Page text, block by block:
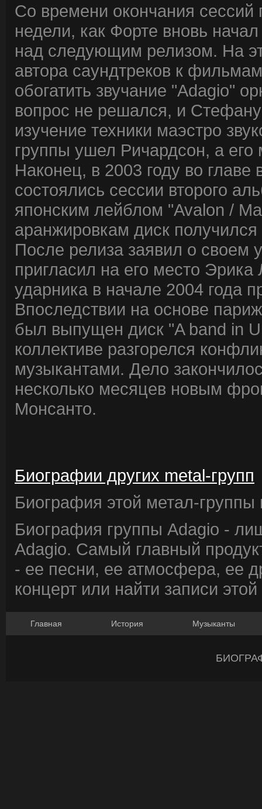
Со времени окончания
недели, как Форте вновь
над следующим релизом. На
автора саундтреков к
обогатить звучание "Adagio"
вопрос не решался, и
изучение техники маэстро
группы ушел Ричардсон, а
Наконец, в 2003 году во
состоялись сессии второго
японским лейблом "Avalon /
аранжировкам диск
После релиза заявил о своем
пригласил на его место
ударника в начале 2004 года
Впоследствии на основе
был выпущен диск "A band in
коллективе разгорелся
музыкантами. Дело
несколько месяцев новым
Монсанто.
Биографии других metal-групп
Биография этой метал-группы
Биография группы Adagio -
Adagio. Самый главный
- ее песни, ее атмосфера, ее
концерт или найти записи
Главная История Музыканты